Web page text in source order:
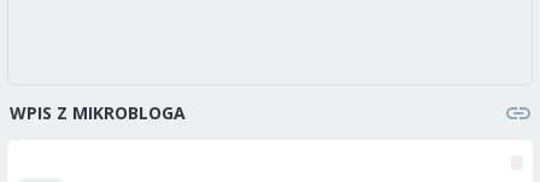
WPIS Z MIKROBLOGA